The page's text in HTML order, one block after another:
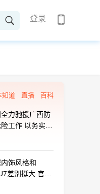
登录
知道 直播 百科
力驰援广西防
工作 以务实行
饰风格和
差别挺大 官方